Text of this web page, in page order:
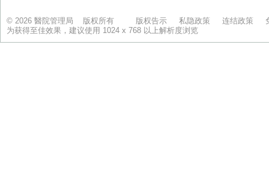
© 2026 醫院管理局 版权所有 版权告示 私隐政策 连结政策
为获得至佳效果，建议使用 1024 x 768 以上解析度浏览